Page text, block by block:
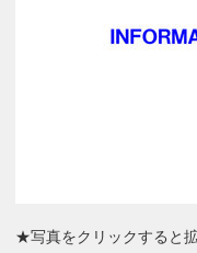
★写真をクリックすると